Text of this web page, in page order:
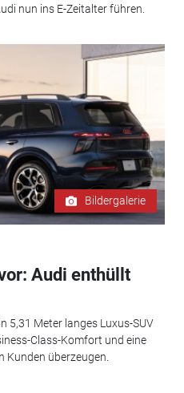
nun ins E-Zeitalter führen.
Bildergalerie
Audi enthüllt
5,31 Meter langes Luxus-SUV
Class-Komfort und eine
Kunden überzeugen.